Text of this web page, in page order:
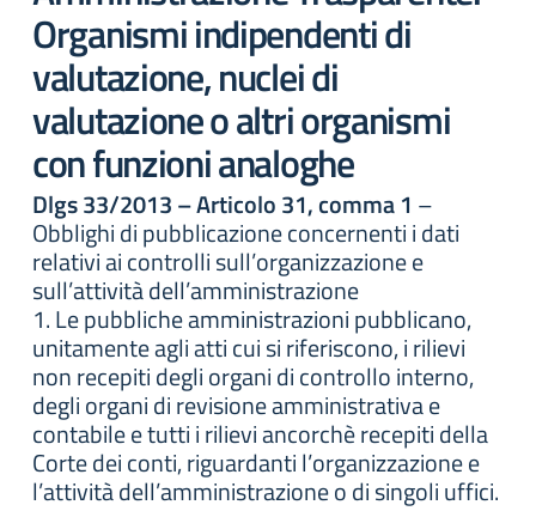
Organismi indipendenti di
valutazione, nuclei di
valutazione o altri organismi
con funzioni analoghe
Dlgs 33/2013 – Articolo 31, comma 1 –
Obblighi di pubblicazione concernenti i dati
relativi ai controlli sull’organizzazione e
sull’attività dell’amministrazione
1. Le pubbliche amministrazioni pubblicano,
unitamente agli atti cui si riferiscono, i rilievi
non recepiti degli organi di controllo interno,
degli organi di revisione amministrativa e
contabile e tutti i rilievi ancorchè recepiti della
Corte dei conti, riguardanti l’organizzazione e
l’attività dell’amministrazione o di singoli uffici.